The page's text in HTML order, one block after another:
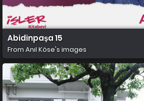
Abidinpaşa 15
From Anıl Köse's images